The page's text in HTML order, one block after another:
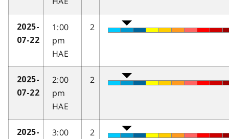
2025-
07-22
1:00
pm
HAE
2
2025-
07-22
2:00
pm
HAE
2
2025-
3:00
2